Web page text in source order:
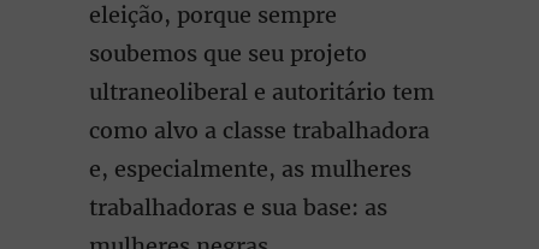
eleição, porque sempre
soubemos que seu projeto
ultraneoliberal e autoritário tem
como alvo a classe trabalhadora
e, especialmente, as mulheres
trabalhadoras e sua base: as